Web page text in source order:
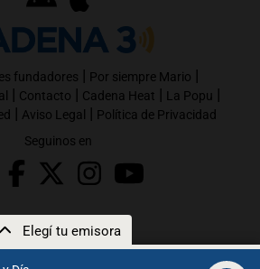
Elegí tu emisora
fundadores | Por siempre Mario |
| Contacto | Cadena Heat | La Popu |
| Aviso Legal | Política de Privacidad
Seguinos en